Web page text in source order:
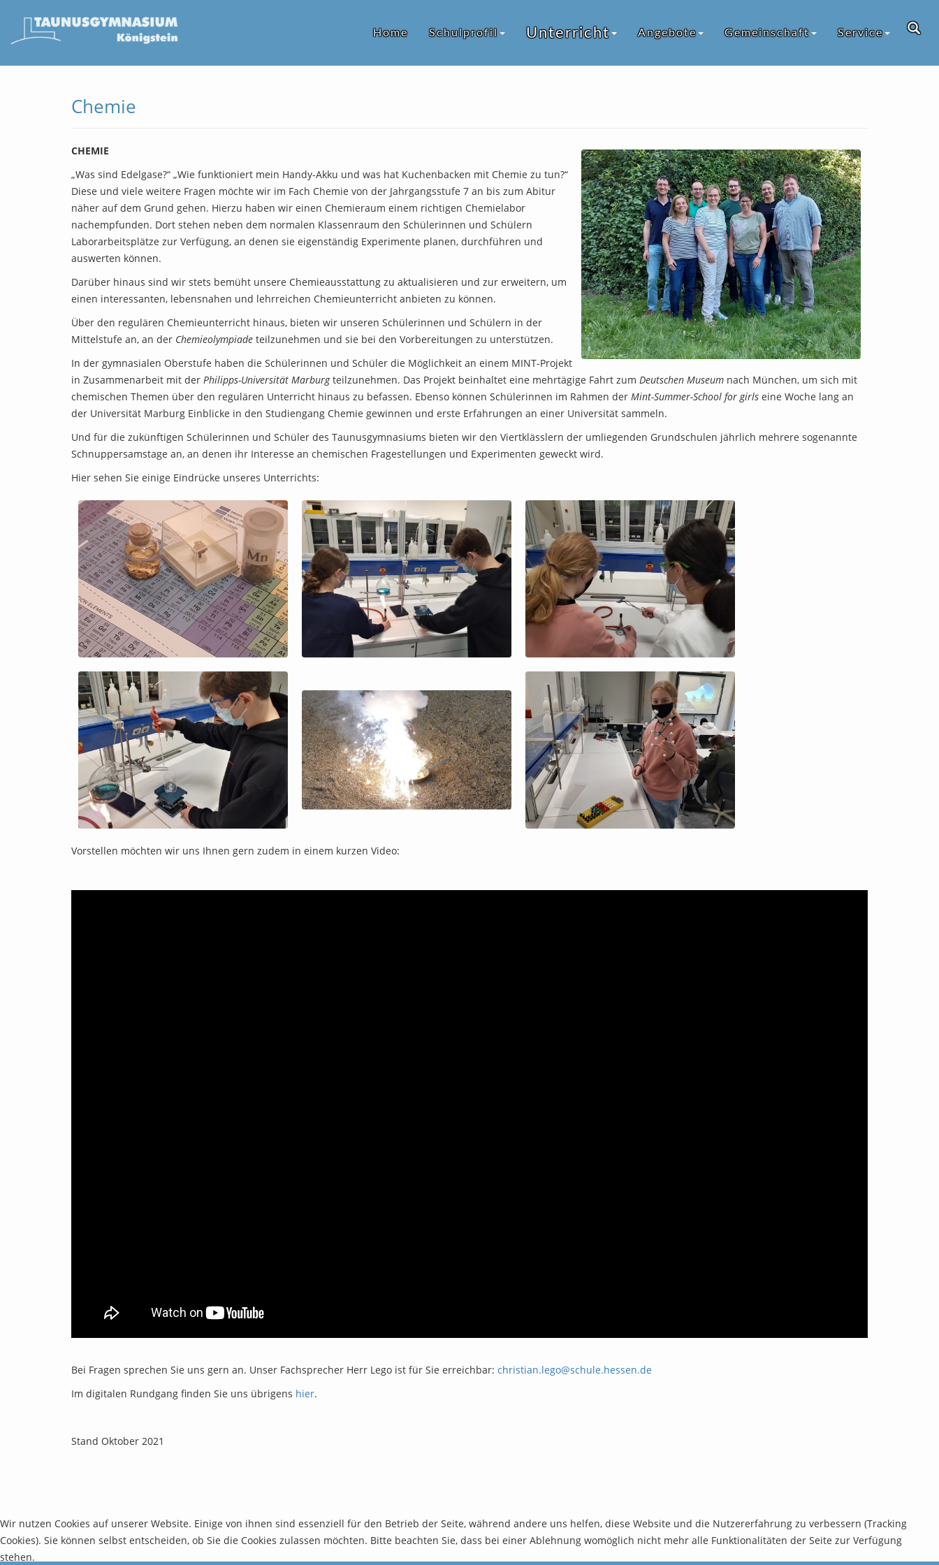
Home Schulprofil Unterricht Angebote Gemeinschaft Service
Chemie
CHEMIE
„Was sind Edelgase?“ „Wie funktioniert mein Handy-Akku und was hat Kuchenbacken mit Chemie zu tun?“
Diese und viele weitere Fragen möchte wir im Fach Chemie von der Jahrgangsstufe 7 an bis zum Abitur
näher auf dem Grund gehen. Hierzu haben wir einen Chemieraum einem richtigen Chemielabor
nachempfunden. Dort stehen neben dem normalen Klassenraum den Schülerinnen und Schülern
Laborarbeitsplätze zur Verfügung, an denen sie eigenständig Experimente planen, durchführen und
auswerten können.
Darüber hinaus sind wir stets bemüht unsere Chemieausstattung zu aktualisieren und zur erweitern, um
einen interessanten, lebensnahen und lehrreichen Chemieunterricht anbieten zu können.
Über den regulären Chemieunterricht hinaus, bieten wir unseren Schülerinnen und Schülern in der
Mittelstufe an, an der Chemieolympiade teilzunehmen und sie bei den Vorbereitungen zu unterstützen.
In der gymnasialen Oberstufe haben die Schülerinnen und Schüler die Möglichkeit an einem MINT-Projekt
in Zusammenarbeit mit der Philipps-Universität Marburgteilzunehmen. Das Projekt beinhaltet eine mehrtägige Fahrt zum Deutschen Museum nach München, um sich mit
chemischen Themen über den regulären Unterricht hinaus zu befassen. Ebenso können Schülerinnen im Rahmen der Mint-Summer-School for girls eine Woche lang an
der Universität Marburg Einblicke in den Studiengang Chemie gewinnen und erste Erfahrungen an einer Universität sammeln.
Und für die zukünftigen Schülerinnen und Schüler des Taunusgymnasiums bieten wir den Viertklässlern der umliegenden Grundschulen jährlich mehrere sogenannte
Schnuppersamstage an, an denen ihr Interesse an chemischen Fragestellungen und Experimenten geweckt wird.
Hier sehen Sie einige Eindrücke unseres Unterrichts:
Vorstellen möchten wir uns Ihnen gern zudem in einem kurzen Video:
Bei Fragen sprechen Sie uns gern an. Unser Fachsprecher Herr Lego ist für Sie erreichbar: christian.lego@schule.hessen.de
Im digitalen Rundgang finden Sie uns übrigens hier.
Stand Oktober 2021
Wir nutzen Cookies auf unserer Website. Einige von ihnen sind essenziell für den Betrieb der Seite, während andere uns helfen, diese Website und die Nutzererfahrung zu verbessern (Tracking
Cookies). Sie können selbst entscheiden, ob Sie die Cookies zulassen möchten. Bitte beachten Sie, dass bei einer Ablehnung womöglich nicht mehr alle Funktionalitäten der Seite zur Verfügung
stehen.